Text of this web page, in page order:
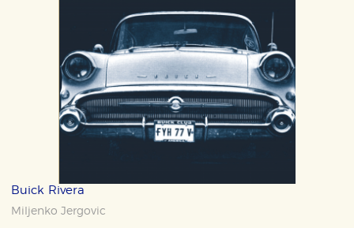
Buick Rivera
Miljenko Jergovic